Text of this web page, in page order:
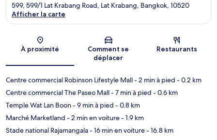
Carte
599, 599/1 Lat Krabang Road, Lat Krabang, Bangkok, 10520
Afficher la carte
À proximité
Comment se
déplacer
Restaurants
Centre commercial Robinson Lifestyle Mall- 2 min à pied - 0.2 km
Centre commercial The Paseo Mall- 7 min à pied - 0.6 km
Temple Wat Lan Boon- 9 min à pied - 0.8 km
Marché Marketland - 2 min en voiture- 1.9 km
Stade national Rajamangala- 16 min en voiture- 16.8 km